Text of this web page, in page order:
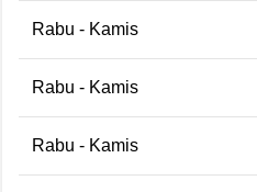
Rabu - Kamis
Rabu - Kamis
Rabu - Kamis